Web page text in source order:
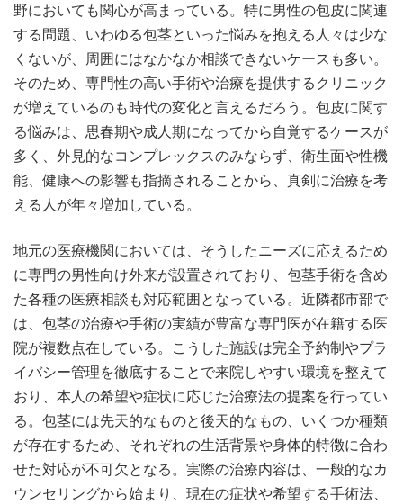
野においても関心が高まっている。特に男性の包皮に関連
する問題、いわゆる包茎といった悩みを抱える人々は少な
くないが、周囲にはなかなか相談できないケースも多い。
そのため、専門性の高い手術や治療を提供するクリニック
が増えているのも時代の変化と言えるだろう。包皮に関す
る悩みは、思春期や成人期になってから自覚するケースが
多く、外見的なコンプレックスのみならず、衛生面や性機
能、健康への影響も指摘されることから、真剣に治療を考
える人が年々増加している。
地元の医療機関においては、そうしたニーズに応えるため
に専門の男性向け外来が設置されており、包茎手術を含め
た各種の医療相談も対応範囲となっている。近隣都市部で
は、包茎の治療や手術の実績が豊富な専門医が在籍する医
院が複数点在している。こうした施設は完全予約制やプラ
イバシー管理を徹底することで来院しやすい環境を整えて
おり、本人の希望や症状に応じた治療法の提案を行ってい
る。包茎には先天的なものと後天的なもの、いくつか種類
が存在するため、それぞれの生活背景や身体的特徴に合わ
せた対応が不可欠となる。実際の治療内容は、一般的なカ
ウンセリングから始まり、現在の症状や希望する手術法、